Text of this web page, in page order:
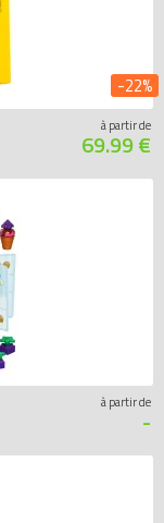
à partir de
69.99 €
-22%
à partir de
-